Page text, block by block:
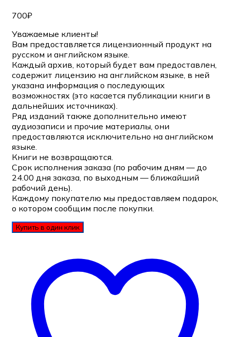
700₽
Уважаемые клиенты!
Вам предоставляется лицензионный продукт на
русском и английском языке.
Каждый архив, который будет вам предоставлен,
содержит лицензию на английском языке, в ней
указана информация о последующих
возможностях (это касается публикации книги в
дальнейших источниках).
Ряд изданий также дополнительно имеют
аудиозаписи и прочие материалы, они
предоставляются исключительно на английском
языке.
Книги не возвращаются.
Срок исполнения заказа (по рабочим дням — до
24.00 дня заказа, по выходным — ближайший
рабочий день).
Каждому покупателю мы предоставляем подарок,
о котором сообщим после покупки.
Купить в один клик